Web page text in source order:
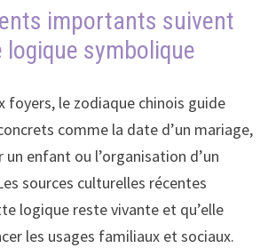
importants suivent
symbolique
foyers, le zodiaque chinois guide
comme la date d’un mariage,
un enfant ou l’organisation d’un
sources culturelles récentes
logique reste vivante et qu’elle
les usages familiaux et sociaux.